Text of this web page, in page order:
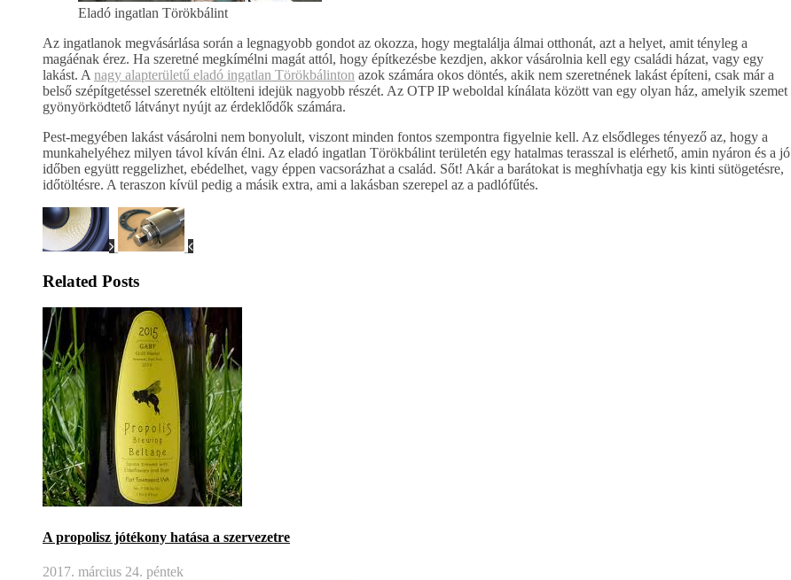
Eladó ingatlan Törökbálint
Az ingatlanok megvásárlása során a legnagyobb gondot az okozza, hogy megtalálja álmai otthonát, azt a helyet, amit tényleg a
magáénak érez. Ha szeretné megkímélni magát attól, hogy építkezésbe kezdjen, akkor vásárolnia kell egy családi házat, vagy egy
lakást. A nagy alapterületű eladó ingatlan Törökbálinton azok számára okos döntés, akik nem szeretnének lakást építeni, csak már a
belső szépítgetéssel szeretnék eltölteni idejük nagyobb részét. Az OTP IP weboldal kínálata között van egy olyan ház, amelyik szemet
gyönyörködtető látványt nyújt az érdeklődők számára.
Pest-megyében lakást vásárolni nem bonyolult, viszont minden fontos szempontra figyelnie kell. Az elsődleges tényező az, hogy a
munkahelyéhez milyen távol kíván élni. Az eladó ingatlan Törökbálint területén egy hatalmas terasszal is elérhető, amin nyáron és a jó
időben együtt reggelizhet, ebédelhet, vagy éppen vacsorázhat a család. Sőt! Akár a barátokat is meghívhatja egy kis kinti sütögetésre,
időtöltésre. A teraszon kívül pedig a másik extra, ami a lakásban szerepel az a padlófűtés.
Related Posts
A propolisz jótékony hatása a szervezetre
2017. március 24. péntek